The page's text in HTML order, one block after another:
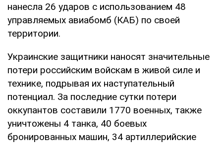
нанесла 26 ударов с использованием 48
управляемых авиабомб (КАБ) по своей
территории.
Украинские защитники наносят значительные
потери российским войскам в живой силе и
технике, подрывая их наступательный
потенциал. За последние сутки потери
оккупантов составили 1770 военных, также
уничтожены 4 танка, 40 боевых
бронированных машин, 34 артиллерийские